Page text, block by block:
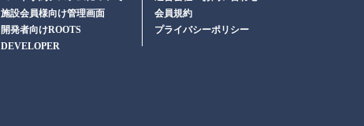
施設会員様向け管理画面
開発者向けROOTS
DEVELOPER
会員規約
プライバシーポリシー